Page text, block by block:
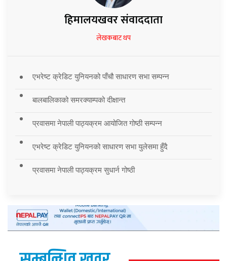
हिमालयखवर संवाददाता
लेखकबाट थप
एभरेष्ट क्रेडिट युनियनको पाँचौ साधारण सभा सम्पन्न
बालबालिकाको समरक्याम्पको दीक्षान्त
प्रवासमा नेपाली पाठ्यक्रम आयोजित गोष्ठी सम्पन्न
एभरेष्ट क्रेडिट युनियनको साधारण सभा युलेसमा हुँदै
प्रवासमा नेपाली पाठ्यक्रम सुधार्न गोष्ठी